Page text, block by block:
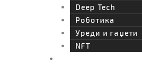
Deep Tech
Роботика
Уреди и гаџети
NFT